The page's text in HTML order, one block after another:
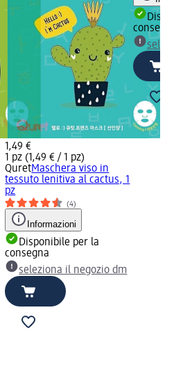
1,49 €
1 pz (1,49 € / 1 pz)
QuretMaschera viso in
tessuto lenitiva al cactus, 1
pz
(4)
Informazioni
Disponibile per la
consegna
seleziona il negozio dm